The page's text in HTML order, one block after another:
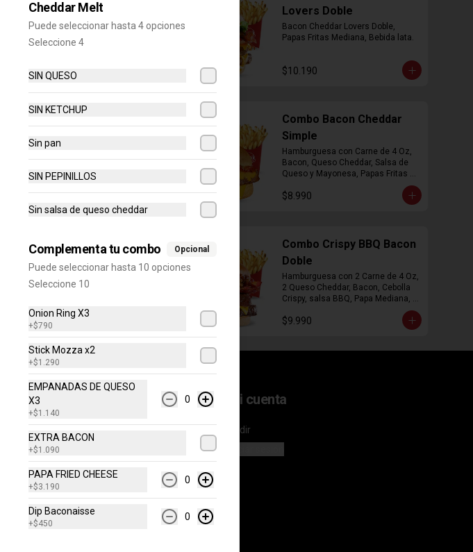
Lovers
Bacon Cheddar Lovers, Papas
Fritas Mediana, Bebida lata.
Lovers Doble
Bacon Cheddar Lovers Doble,
Papas Fritas Mediana, Bebida lata.
$10.190
Hamburguesa con Doble Carne de
4 Oz, Doble Queso Cheddar, Salsa
de Queso, pepinillos y Ketchup,
Combo Bacon Cheddar
Simple
Hamburguesa con Carne de 4 Oz,
Bacon, Queso Cheddar, Salsa de
Queso y Mayonesa, Papas Fritas
$8.990
Combo Crispy BBQ Bacon
Queso Cheddar, Bacon, Cebolla
Crispy, Salsa BBQ, Papa Fritas
Combo Crispy BBQ Bacon
Doble
Hamburguesa con 2 Carne de 4 Oz,
2 Queso Cheddar, Bacon, Cebolla
Crispy, salsa BBQ, Papa Mediana,
$9.990
Redes sociales
Facebook
Mi cuenta
Pedir
Cheddar Melt
Puede seleccionar hasta 4 opciones
Seleccione 4
SIN QUESO
SIN KETCHUP
Sin pan
SIN PEPINILLOS
Sin salsa de queso cheddar
Complementa tu combo Opcional
Puede seleccionar hasta 10 opciones
Seleccione 10
Onion Ring X3
+$790
Stick Mozza x2
+$1.290
EMPANADAS DE QUESO
X3
+$1.140
0
EXTRA BACON
+$1.090
PAPA FRIED CHEESE
+$3.190
0
Dip Baconaisse
+$450
0